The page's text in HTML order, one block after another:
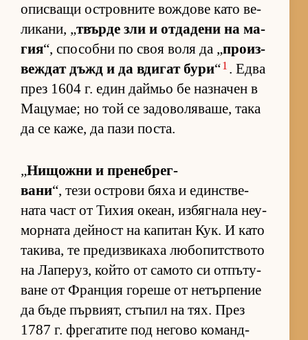
опис­ващи ос­т­ров­ните вож­дове като ве­
ли­ка­ни, „твърде зли и от­да­дени на ма­
гия“, спо­собни по своя воля да „про­из­
веж­дат дъжд и да вди­гат бури“1 . Едва
през 1604 г. един дай­мьо бе наз­на­чен в
Ма­цу­мае; но той се за­до­во­ля­ва­ше, така
да се ка­же, да пази пос­та.
„Ни­щожни и пре­неб­рег­
вани“, тези ос­т­рови бяха и един­с­т­ве­
ната част от Ти­хия оке­ан, из­бяг­нала не­у­
мор­ната дей­ност на ка­пи­тан Кук. И като
та­ки­ва, те пре­диз­ви­каха лю­бо­пит­с­твото
на Ла­пе­руз, който от са­мото си от­пъ­ту­
ване от Фран­ция го­реше от не­тър­пе­ние
да бъде пър­ви­ят, стъ­пил на тях. През
1787 г. фре­га­тите под не­гово ко­ман­д­